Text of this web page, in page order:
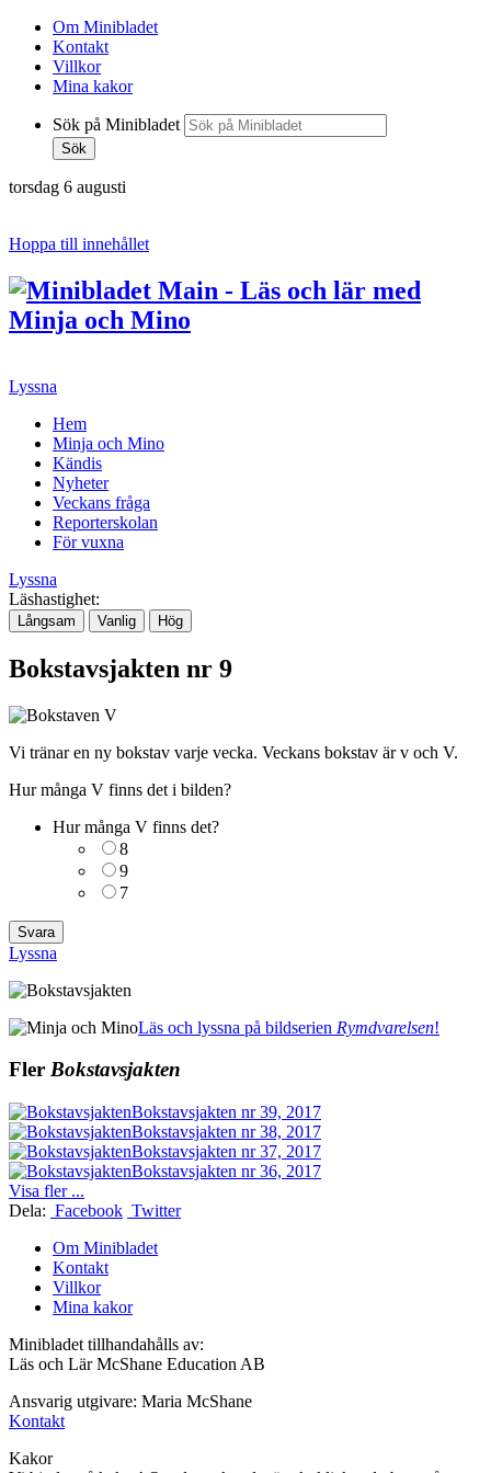
Om Minibladet
Kontakt
Villkor
Mina kakor
Sök på Minibladet
Sök
torsdag 6 augusti
Hoppa till innehållet
Lyssna
Hem
Minja och Mino
Kändis
Nyheter
Veckans fråga
Reporterskolan
För vuxna
Lyssna
Läshastighet:
Långsam Vanlig Hög
Bokstavsjakten nr 9
Vi tränar en ny bokstav varje vecka. Veckans bokstav är v och V.
Hur många V finns det i bilden?
Hur många V finns det?
8
9
7
Lyssna
Läs och lyssna på bildserien Rymdvarelsen!
Fler Bokstavsjakten
Bokstavsjakten nr 39, 2017
Bokstavsjakten nr 38, 2017
Bokstavsjakten nr 37, 2017
Bokstavsjakten nr 36, 2017
Visa fler ...
Dela: Facebook Twitter
Om Minibladet
Kontakt
Villkor
Mina kakor
Minibladet tillhandahålls av:
Läs och Lär McShane Education AB
Ansvarig utgivare: Maria McShane
Kontakt
Kakor